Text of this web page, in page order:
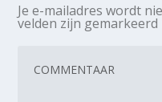
Je e-mailadres wordt
velden zijn